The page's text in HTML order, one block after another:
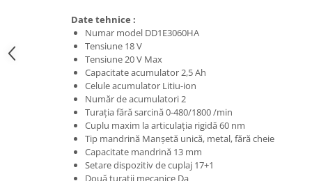
Accesorii auto
Accesorii scule electrice
Aparate de sudat si lipit
Capsatoare si pistoale pneumatice
Consumabile scule electrice
Accesorii abrazive
Accesorii pentru lustruire
Accesorii pentru slefuire
Date tehnice :
Numar model DD1E3060HA
Tensiune 18 V
Tensiune 20 V Max
Capacitate acumulator 2,5 Ah
Celule acumulator Litiu-ion
Număr de acumulatori 2
Turaţia fără sarcină 0-480/1800 /min
Cuplu maxim la articulaţia rigidă 60 nm
Tip mandrină Manşetă unică, metal, fără cheie
Capacitate mandrină 13 mm
Setare dispozitiv de cuplaj 17+1
Două turaţii mecanice Da